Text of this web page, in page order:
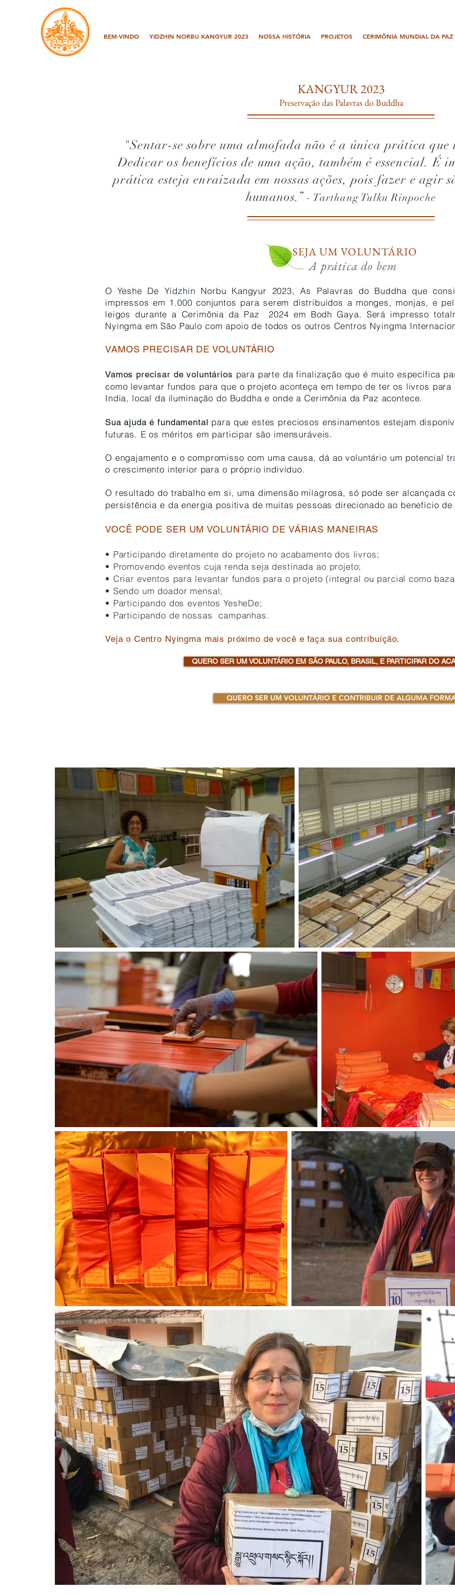
BEM-VINDO YIDZHIN NORBU KANGYUR 2023 NOSSA HISTÓRIA PROJETOS CERIMÔNIA MUNDIAL DA PAZ
KANGYUR 2023
Preservação das Palavras do Buddha
"Sentar-se sobre uma almofada não é a única prática
Dedicar os benefícios de uma ação, também é essencial. É
prática esteja enraizada em nossas ações, pois fazer e agir
humanos.” - Tarthang Tulku Rinpoche
SEJA UM VOLUNTÁRIO
A prática do bem
O Yeshe De Yidzhin Norbu Kangyur 2023, As Palavras do Buddha que
impressos em 1.000 conjuntos para serem distribuídos a monges, monjas, e
leigos durante a Cerimônia da Paz 2024 em Bodh Gaya. Será impresso
Nyingma em São Paulo com apoio de todos os outros Centros Nyingma
VAMOS PRECISAR DE VOLUNTÁRIO
Vamos precisar de voluntários para parte da finalização que é muito específica
como levantar fundos para que o projeto aconteça em tempo de ter os livros
India, local da iluminação do Buddha e onde a Cerimônia da Paz acontece.
Sua ajuda é fundamental para que estes preciosos ensinamentos estejam
futuras. E os méritos em participar são imensuráveis.
O engajamento e o compromisso com uma causa, dá ao voluntário um potencial
o crescimento interior para o próprio indivíduo.
O resultado do trabalho em si, uma dimensão milagrosa, só pode ser alcançada
persistência e da energia positiva de muitas pessoas direcionado ao benefício
VOCÊ PODE SER UM VOLUNTÁRIO DE VÁRIAS MANEIRAS
• Participando diretamente do projeto no acabamento dos livros;
• Promovendo eventos cuja renda seja destinada ao projeto;
• Criar eventos para levantar fundos para o projeto (integral ou parcial como
• Sendo um doador mensal;
• Participando dos eventos YesheDe;
• Participando de nossas campanhas.
Veja o Centro Nyingma mais próximo de você e faça sua contribuição.
QUERO SER UM VOLUNTÁRIO EM SÃO PAULO, BRASIL, E PARTICIPAR DO
QUERO SER UM VOLUNTÁRIO E CONTRIBUIR DE ALGUMA